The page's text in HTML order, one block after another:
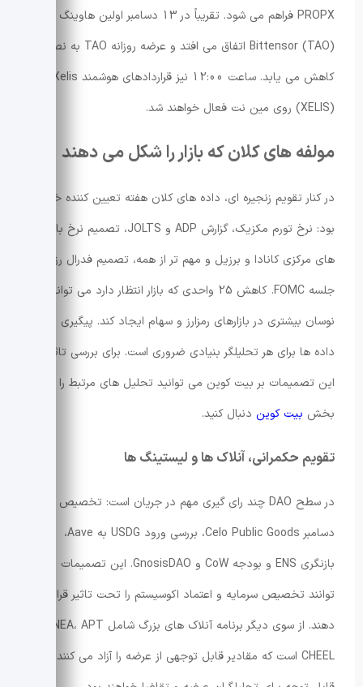
PROPX فراهم می شود. تقریباً در 13 دسامبر اولین هاوینگ
Bittensor (TAO) اتفاق می افتد و عرضه روزانه TAO به نصف
کاهش می یابد. ساعت 12:00 نیز قراردادهای هوشمند Xelis
(XELIS) روی مین نت فعال خواهند شد.
مولفه های کلان که بازار را شکل می دهند
در کنار تقویم زنجیره ای، داده های کلان هفته تعیین کننده خواهند
بود: نرخ تورم مکزیک، گزارش ADP و JOLTS، تصمیم نرخ بانک
های مرکزی کانادا و برزیل و مهم تر از همه، تصمیم فدرال رزرو در
جلسه FOMC. کاهش 25 واحدی که بازار انتظار دارد می تواند
نوسان بیشتری در بازارهای رمزارز و سهام ایجاد کند. پیگیری این
داده ها برای هر تحلیلگر بنیادی ضروری است. برای بررسی تاثیر
این تصمیمات بر بیت کوین می توانید تحلیل های مرتبط را در
بخش بیت کوین دنبال کنید.
تقویم حکمرانی، آنلاک ها و لیستینگ ها
در سطح DAO چند رای گیری مهم در جریان است: تخصیص ماه
دسامبر Celo Public Goods، بررسی ورود USDG به Aave،
بازنگری ENS و بودجه CoW و GnosisDAO. این تصمیمات می
توانند تخصیص سرمایه و اعتماد اکوسیستم را تحت تاثیر قرار
CHEEL است که مقادیر قابل توجهی از عرضه را آزاد می کنند و